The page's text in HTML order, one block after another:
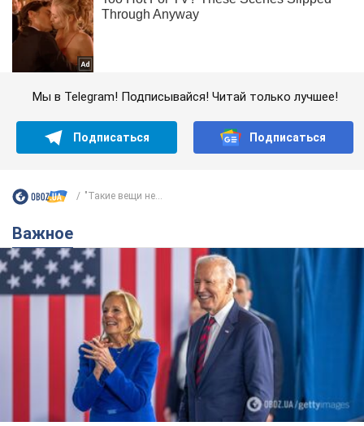
Мы в Telegram! Подписывайся! Читай только лучшее!
Подписаться Подписаться
"Такие вещи не...
Важное